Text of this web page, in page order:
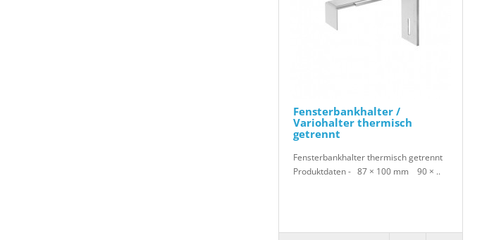
Fensterbankhalter /
Variohalter thermisch
getrennt
Fensterbankhalter thermisch getrennt
Produktdaten - 87 × 100 mm 90 × ..